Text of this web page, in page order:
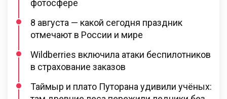
фотосфере
8 августа — какой сегодня праздник
отмечают в России и мире
Wildberries включила атаки беспилотников
в страхование заказов
Таймыр и плато Путорана удивили учёных: